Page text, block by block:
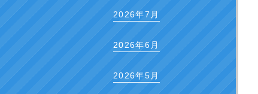
2026年7月
2026年6月
2026年5月